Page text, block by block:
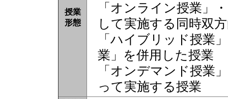
授業
形態
「オンライン授業」
して実施する同時双
「ハイブリッド授業
業」を併用した授業
「オンデマンド授業
って実施する授業